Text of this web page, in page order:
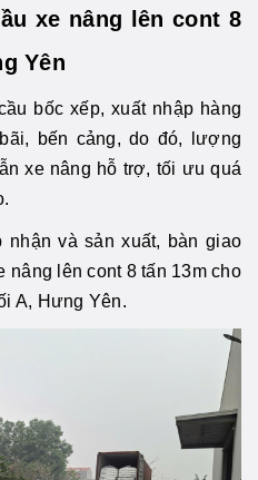
xe nâng lên cont 8
Yên
bốc xếp, xuất nhập hàng
bến cảng, do đó, lượng
xe nâng hỗ trợ, tối ưu quá
và sản xuất, bàn giao
nâng lên cont 8 tấn 13m cho
A, Hưng Yên.